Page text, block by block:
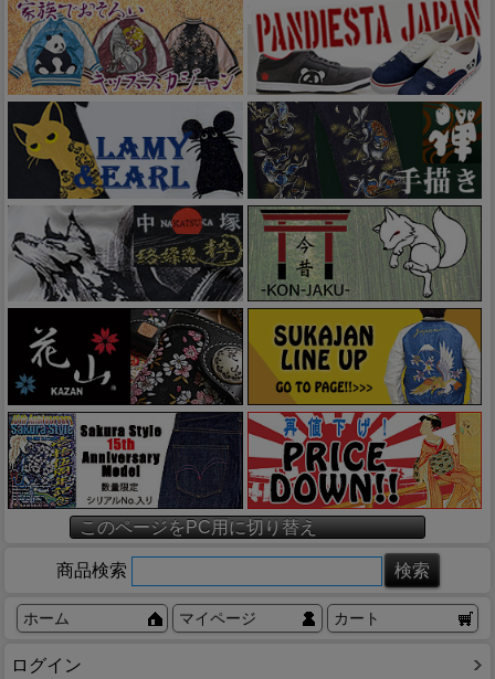
このページをPC用に切り替え
商品検索
ホーム マイページ カート
ログイン